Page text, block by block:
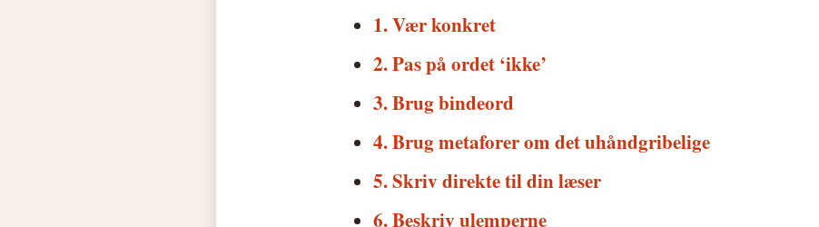
1. Vær konkret
2. Pas på ordet ‘ikke’
3. Brug bindeord
4. Brug metaforer om det uhåndgribelige
5. Skriv direkte til din læser
6. Beskriv ulemperne